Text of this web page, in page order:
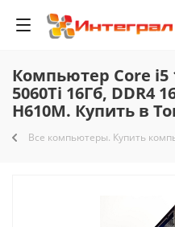
Компьютер Core i5
5060Ti 16Гб, DDR4
H610M. Купить в
Все компьютеры. Купить